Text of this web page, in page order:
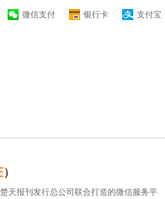
微信支付 银行卡 支付宝
）
天报刊发行总公司联合打造的微信服务平